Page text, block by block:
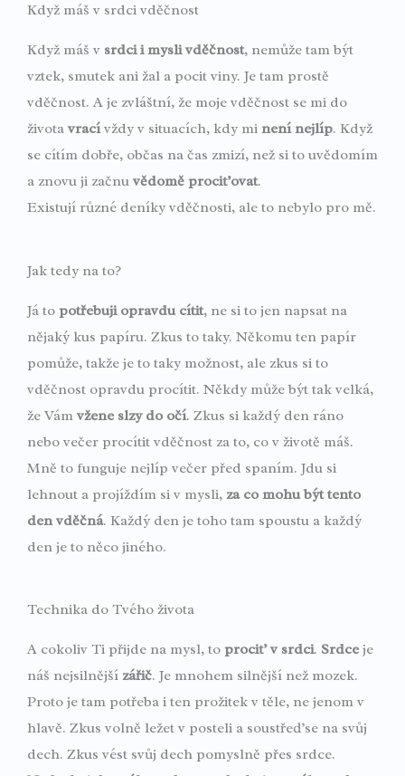
Když máš v srdci vděčnost
Když máš v srdci i mysli vděčnost, nemůže tam být
vztek, smutek ani žal a pocit viny. Je tam prostě
vděčnost. A je zvláštní, že moje vděčnost se mi do
života vracívždy v situacích, kdy mi není nejlíp. Když
se cítím dobře, občas na čas zmizí, než si to uvědomím
a znovu ji začnu vědomě prociťovat.
Existují různé deníky vděčnosti, ale to nebylo pro mě.
Jak tedy na to?
Já to potřebuji opravdu cítit, ne si to jen napsat na
nějaký kus papíru. Zkus to taky. Někomu ten papír
pomůže, takže je to taky možnost, ale zkus si to
vděčnost opravdu procítit. Někdy může být tak velká,
že Vám vžene slzy do očí. Zkus si každý den ráno
nebo večer procítit vděčnost za to, co v životě máš.
Mně to funguje nejlíp večer před spaním. Jdu si
lehnout a projíždím si v mysli, za co mohu být tento
den vděčná. Každý den je toho tam spoustu a každý
den je to něco jiného.
Technika do Tvého života
A cokoliv Ti přijde na mysl, to prociť v srdci. Srdce je
náš nejsilnější zářič. Je mnohem silnější než mozek.
Proto je tam potřeba i ten prožitek v těle, ne jenom v
hlavě. Zkus volně ležet v posteli a soustřeď se na svůj
dech. Zkus vést svůj dech pomyslně přes srdce.